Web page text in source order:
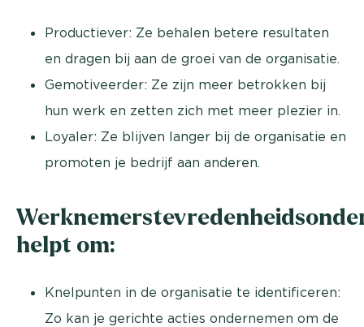
Productiever: Ze behalen betere resultaten
en dragen bij aan de groei van de organisatie.
Gemotiveerder: Ze zijn meer betrokken bij
hun werk en zetten zich met meer plezier in.
Loyaler: Ze blijven langer bij de organisatie en
promoten je bedrijf aan anderen.
helpt om:
Knelpunten in de organisatie te identificeren:
Zo kan je gerichte acties ondernemen om de